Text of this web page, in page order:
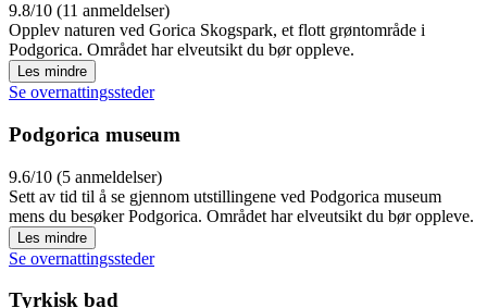
9.8/10 (11 anmeldelser)
Opplev naturen ved Gorica Skogspark, et flott grøntområde i
Podgorica. Området har elveutsikt du bør oppleve.
Les mindre
Se overnattingssteder
Podgorica museum
9.6/10 (5 anmeldelser)
Sett av tid til å se gjennom utstillingene ved Podgorica museum
mens du besøker Podgorica. Området har elveutsikt du bør oppleve.
Les mindre
Se overnattingssteder
Tyrkisk bad